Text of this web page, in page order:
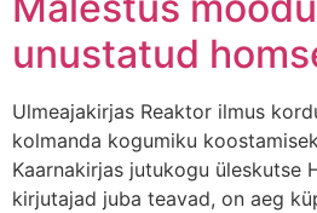
unustatud
Ulmeajakirjas Reaktor ilmus
kolmanda kogumiku
Kaarnakirjas jutukogu üleskutse
kirjutajad juba teavad, on aeg